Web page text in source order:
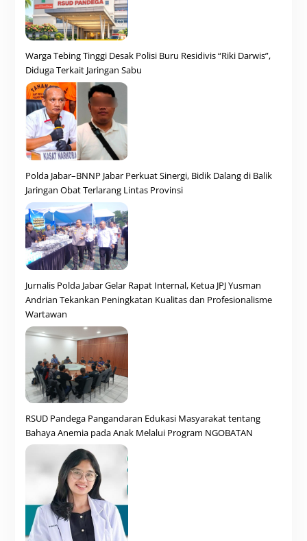
Warga Tebing Tinggi Desak Polisi Buru Residivis “Riki Darwis”,
Diduga Terkait Jaringan Sabu
Polda Jabar–BNNP Jabar Perkuat Sinergi, Bidik Dalang di Balik
Jaringan Obat Terlarang Lintas Provinsi
Jurnalis Polda Jabar Gelar Rapat Internal, Ketua JPJ Yusman
Andrian Tekankan Peningkatan Kualitas dan Profesionalisme
Wartawan
RSUD Pandega Pangandaran Edukasi Masyarakat tentang
Bahaya Anemia pada Anak Melalui Program NGOBATAN